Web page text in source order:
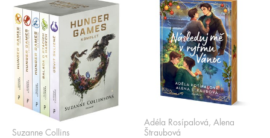
Suzanne Collins
Adéla Rosípalová, Alena
Štraubová